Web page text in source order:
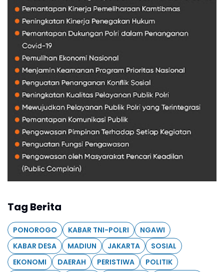
Tag Berita
PONOROGO KABAR TNI-POLRI
NGAWI
KABAR DESA
MADIUN JAKARTA
SOSIAL
EKONOMI
DAERAH PERISTIWA
POLITIK